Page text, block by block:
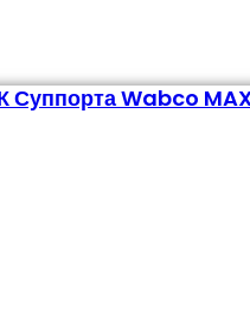
Суппорта Wabco